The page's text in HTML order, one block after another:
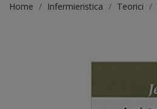
Home Infermieristica Teorici